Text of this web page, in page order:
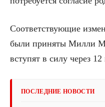
Соответствующие
были приняты Милли
вступят в силу через 12
ПОСЛЕДНИЕ НОВОСТИ